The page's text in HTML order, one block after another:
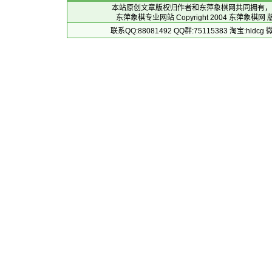
本站原创文章版权归作者和 东萍象棋网共同拥有
东萍象棋专业网站 Copyright 2004 东萍象棋网
联系QQ:88081492 QQ群:75115383 淘宝:hldcg